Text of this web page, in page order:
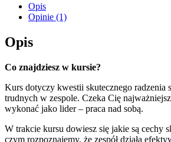
Opis
Opinie (1)
Opis
Co znajdziesz w kursie?
Kurs dotyczy kwestii skutecznego radzenia
trudnych w zespole. Czeka Cię
wykonać jako lider – praca nad sobą.
W trakcie kursu dowiesz się jakie są cechy
czym rozpoznajemy, że zespół działa